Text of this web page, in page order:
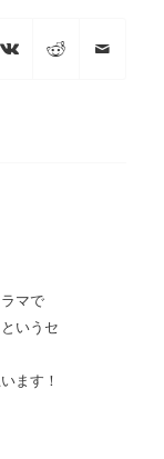
マで
いうセ
ます！